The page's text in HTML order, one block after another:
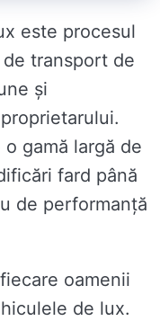
este procesul
transport de
și
gamă largă de
fard până
de performanță
oamenii
de lux.